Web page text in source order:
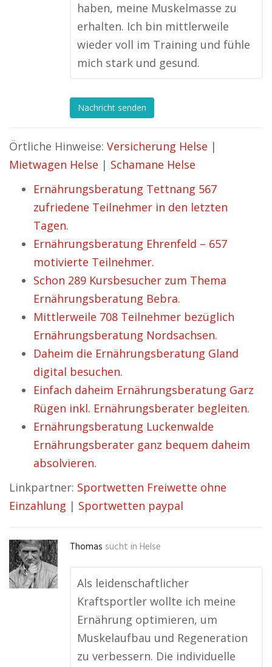
haben, meine Muskelmasse zu
erhalten. Ich bin mittlerweile
wieder voll im Training und fühle
mich stark und gesund.
Nachricht senden
Örtliche Hinweise: Versicherung Helse |
Mietwagen Helse | Schamane Helse
Ernährungsberatung Tettnang 567
zufriedene Teilnehmer in den letzten
Tagen.
Ernährungsberatung Ehrenfeld – 657
motivierte Teilnehmer.
Schon 289 Kursbesucher zum Thema
Ernährungsberatung Bebra.
Mittlerweile 708 Teilnehmer bezüglich
Ernährungsberatung Nordsachsen.
Daheim die Ernährungsberatung Gland
digital besuchen.
Einfach daheim Ernährungsberatung Garz
Rügen inkl. Ernährungsberater begleiten.
Ernährungsberatung Luckenwalde
Ernährungsberater ganz bequem daheim
absolvieren.
Linkpartner: Sportwetten Freiwette ohne
Einzahlung | Sportwetten paypal
Thomas sucht in Helse
Als leidenschaftlicher
Kraftsportler wollte ich meine
Ernährung optimieren, um
Muskelaufbau und Regeneration
zu verbessern. Die individuelle